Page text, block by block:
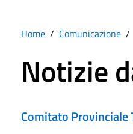
Home Comunicazione
Notizie
Comitato Provinciale